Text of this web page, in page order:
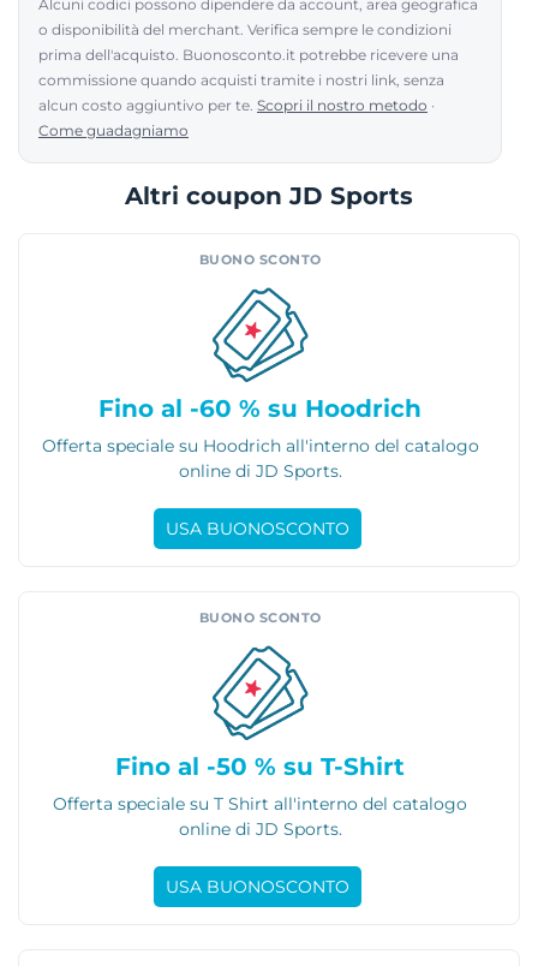
Alcuni codici possono dipendere da account, area geografica
o disponibilità del merchant. Verifica sempre le condizioni
prima dell'acquisto. Buonosconto.it potrebbe ricevere una
commissione quando acquisti tramite i nostri link, senza
alcun costo aggiuntivo per te. Scopri il nostro metodo ·
Come guadagniamo
Altri coupon JD Sports
BUONO SCONTO
Fino al -60 % su Hoodrich
Offerta speciale su Hoodrich all'interno del catalogo
online di JD Sports.
USA BUONOSCONTO
BUONO SCONTO
Fino al -50 % su T-Shirt
Offerta speciale su T Shirt all'interno del catalogo
online di JD Sports.
USA BUONOSCONTO